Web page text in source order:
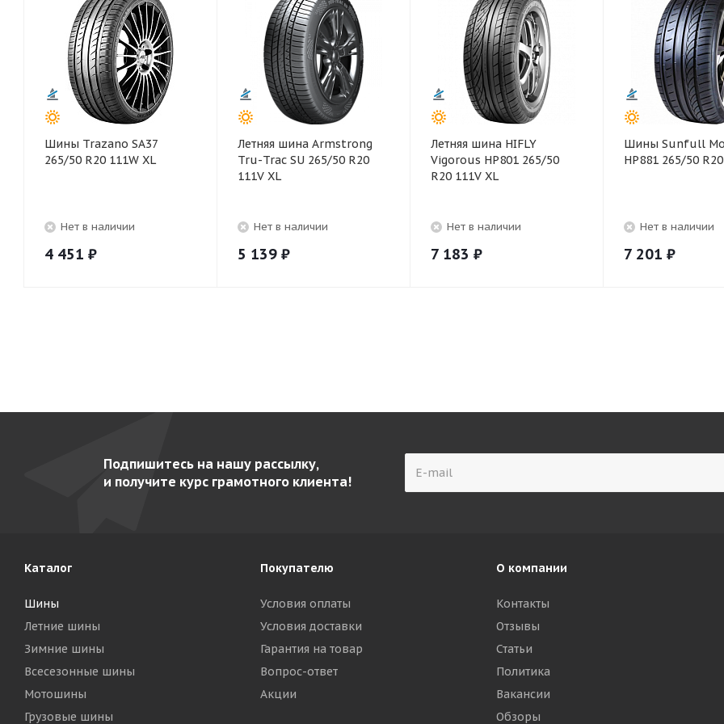
Шины Trazano SA37
265/50 R20 111W XL
Нет в наличии
4 451 ₽
Летняя шина Armstrong
Tru-Trac SU 265/50 R20
111V XL
Нет в наличии
5 139 ₽
Летняя шина HIFLY
Vigorous HP801 265/50
R20 111V XL
Нет в наличии
7 183 ₽
Шины Sunfull
HP881 265/50
Нет в наличии
7 201 ₽
Подпишитесь на нашу рассылку,
и получите курс грамотного клиента!
Каталог
Шины
Летние шины
Зимние шины
Всесезонные шины
Мотошины
Грузовые шины
Покупателю
Условия оплаты
Условия доставки
Гарантия на товар
Вопрос-ответ
Акции
О компании
Контакты
Отзывы
Статьи
Политика
Вакансии
Обзоры